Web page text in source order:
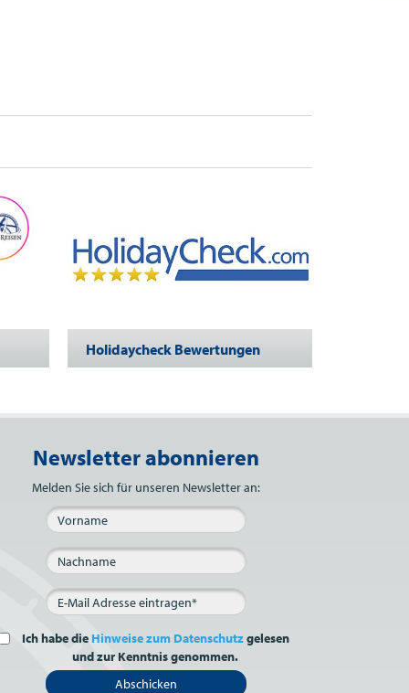
Holidaycheck Bewertungen
Bitte nicht ausfüllen.
Newsletter abonnieren
Melden Sie sich für unseren Newsletter an:
Ich habe die Hinweise zum Datenschutzgelesen
und zur Kenntnis genommen.
Abschicken